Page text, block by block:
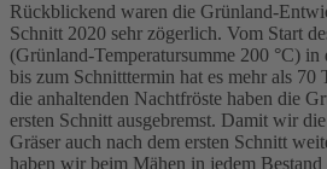
Rückblickend waren die Grünland-
Schnitt 2020 sehr zögerlich. Vom Start
(Grünland-Temperatursumme 200 °C) in
bis zum Schnitttermin hat es mehr als 70
die anhaltenden Nachtfröste haben die
ersten Schnitt ausgebremst. Damit wir
Gräser auch nach dem ersten Schnitt
haben wir beim Mähen in jedem